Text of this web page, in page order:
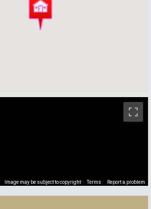
Image may be subject to copyright Terms Report a problem